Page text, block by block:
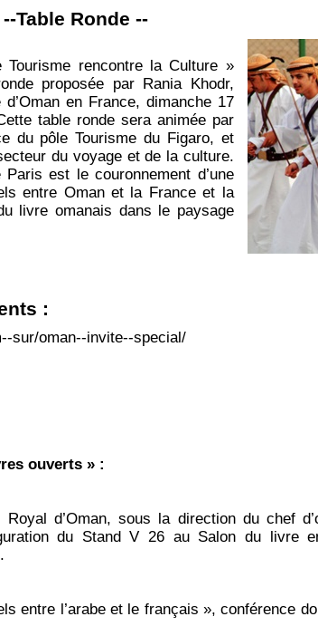
Ronde -­‐
rencontre la Culture »
proposée par Rania Khodr,
en France, dimanche 17
table ronde sera animée par
du pôle Tourisme du Figaro, et
du voyage et de la culture.
est le couronnement d’une
entre Oman et la France et la
livre omanais dans le paysage
:
oman-­‐invite-­‐special/
ouverts » :
Royal d’Oman, sous la direction du chef
du Stand V 26 au Salon du livre
entre l’arabe et le français », conférence